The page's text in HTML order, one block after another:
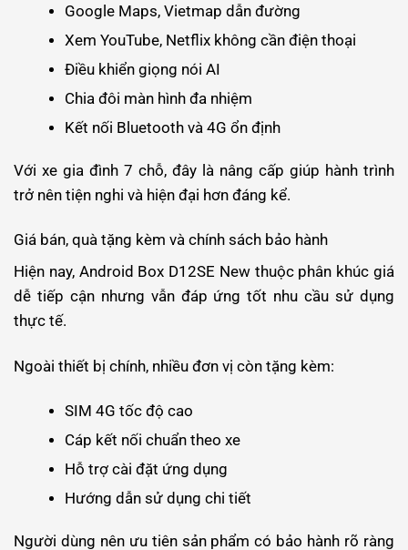
Google Maps, Vietmap dẫn đường
Xem YouTube, Netflix không cần điện thoại
Điều khiển giọng nói AI
Chia đôi màn hình đa nhiệm
Kết nối Bluetooth và 4G ổn định
Với xe gia đình 7 chỗ, đây là nâng cấp giúp hành trình
trở nên tiện nghi và hiện đại hơn đáng kể.
Giá bán, quà tặng kèm và chính sách bảo hành
Hiện nay, Android Box D12SE New thuộc phân khúc giá
dễ tiếp cận nhưng vẫn đáp ứng tốt nhu cầu sử dụng
thực tế.
Ngoài thiết bị chính, nhiều đơn vị còn tặng kèm:
SIM 4G tốc độ cao
Cáp kết nối chuẩn theo xe
Hỗ trợ cài đặt ứng dụng
Hướng dẫn sử dụng chi tiết
Người dùng nên ưu tiên sản phẩm có bảo hành rõ ràng